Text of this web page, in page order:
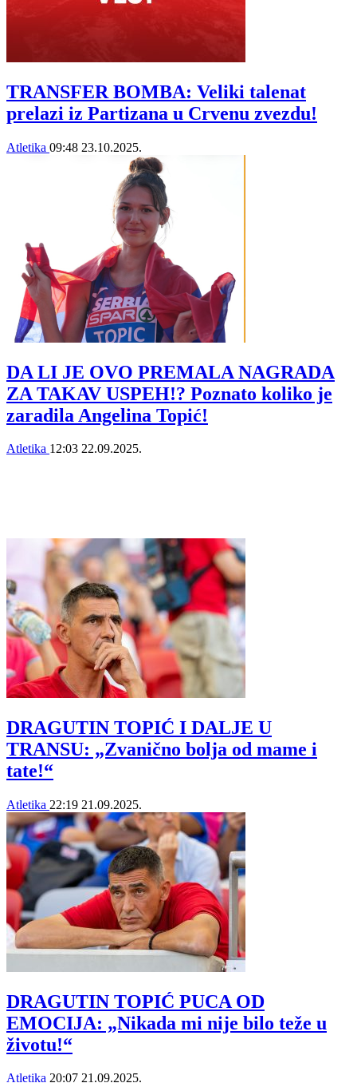
TRANSFER BOMBA: Veliki talenat
prelazi iz Partizana u Crvenu zvezdu!
Atletika 09:48 23.10.2025.
DA LI JE OVO PREMALA NAGRADA
ZA TAKAV USPEH!? Poznato koliko je
zaradila Angelina Topić!
Atletika 12:03 22.09.2025.
DRAGUTIN TOPIĆ I DALJE U
TRANSU: „Zvanično bolja od mame i
tate!“
Atletika 22:19 21.09.2025.
DRAGUTIN TOPIĆ PUCA OD
EMOCIJA: „Nikada mi nije bilo teže u
životu!“
Atletika 20:07 21.09.2025.